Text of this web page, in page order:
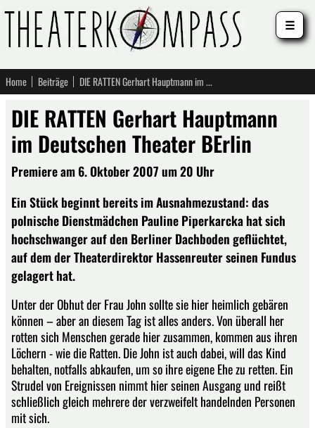
Home Beiträge DIE RATTEN Gerhart Hauptmann im Deutschen Theater BErlin
DIE RATTEN Gerhart Hauptmann
im Deutschen Theater BErlin
Premiere am 6. Oktober 2007 um 20 Uhr
Ein Stück beginnt bereits im Ausnahmezustand: das
polnische Dienstmädchen Pauline Piperkarcka hat sich
hochschwanger auf den Berliner Dachboden geflüchtet,
auf dem der Theaterdirektor Hassenreuter seinen Fundus
gelagert hat.
Unter der Obhut der Frau John sollte sie hier heimlich gebären
können – aber an diesem Tag ist alles anders. Von überall her
rotten sich Menschen gerade hier zusammen, kommen aus ihren
Löchern - wie die Ratten. Die John ist auch dabei, will das Kind
behalten, notfalls abkaufen, um so ihre eigene Ehe zu retten. Ein
Strudel von Ereignissen nimmt hier seinen Ausgang und reißt
schließlich gleich mehrere der verzweifelt handelnden Personen
mit sich.
☰